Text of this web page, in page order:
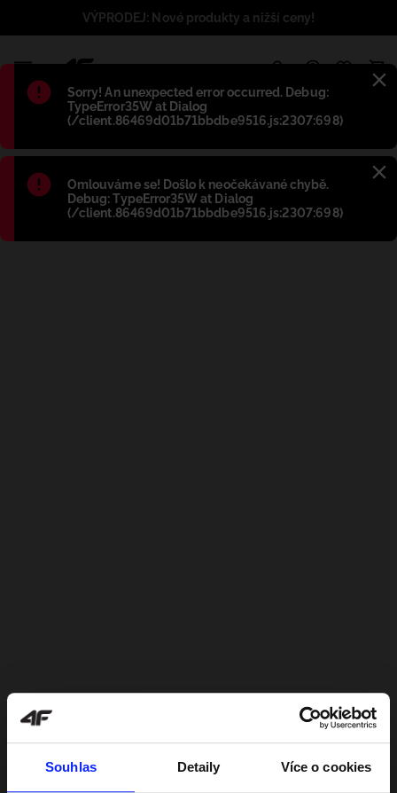
Souhlas Detaily Více o cookies
Błąd:
Sorry! An unexpected error occurred. Debug:
TypeError35W at Dialog
(/client.86469d01b71bbdbe9516.js:2307:698)
Błąd:
Omlouváme se! Došlo k neočekávané chybě.
Debug: TypeError35W at Dialog
(/client.86469d01b71bbdbe9516.js:2307:698)
VÝPRODEJ: Nové produkty a nižší ceny!